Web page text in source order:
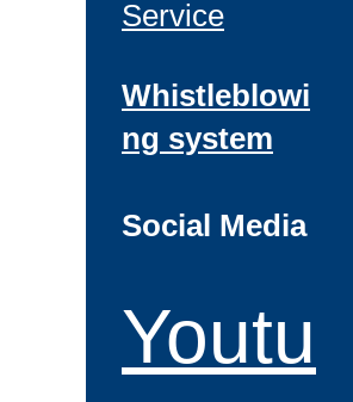
Service
Whistleblowi
ng system
Social Media
Youtu